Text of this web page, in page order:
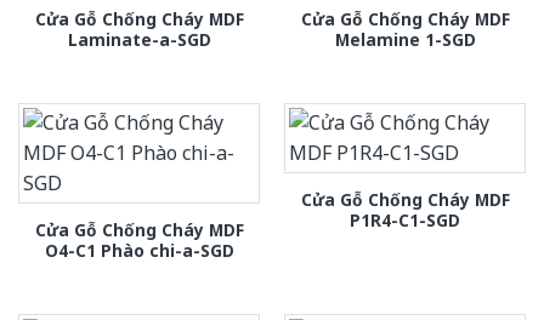
Cửa Gỗ Chống Cháy MDF
Laminate-a-SGD
Cửa Gỗ Chống Cháy MDF
Melamine 1-SGD
Cửa Gỗ Chống Cháy MDF
O4-C1 Phào chi-a-SGD
Cửa Gỗ Chống Cháy MDF
P1R4-C1-SGD